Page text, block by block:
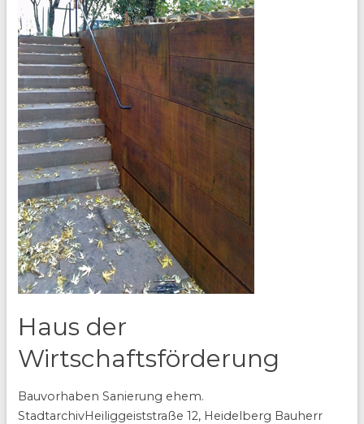
Haus der
Wirtschaftsförderung
Bauvorhaben Sanierung ehem.
StadtarchivHeiliggeiststraße 12, Heidelberg Bauherr